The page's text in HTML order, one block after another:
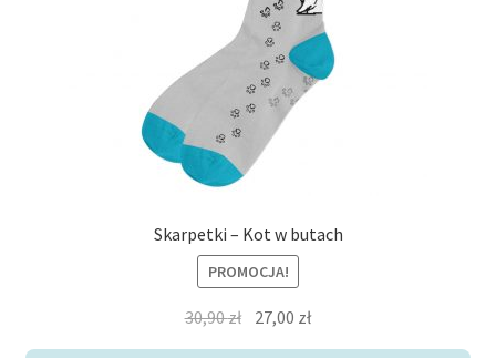
Skarpetki – Kot w butach
PROMOCJA!
30,90zł Pierwotna
27,00 złAktualna